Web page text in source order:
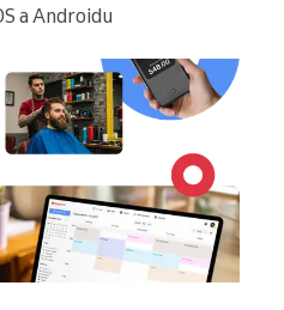
a Androidu